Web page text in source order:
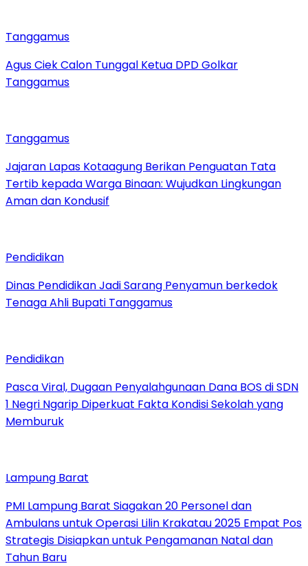
Tanggamus
Agus Ciek Calon Tunggal Ketua DPD Golkar
Tanggamus
Tanggamus
Jajaran Lapas Kotaagung Berikan Penguatan Tata
Tertib kepada Warga Binaan: Wujudkan Lingkungan
Aman dan Kondusif
Pendidikan
Dinas Pendidikan Jadi Sarang Penyamun berkedok
Tenaga Ahli Bupati Tanggamus
Pendidikan
Pasca Viral, Dugaan Penyalahgunaan Dana BOS di SDN
1 Negri Ngarip Diperkuat Fakta Kondisi Sekolah yang
Memburuk
Lampung Barat
PMI Lampung Barat Siagakan 20 Personel dan
Ambulans untuk Operasi Lilin Krakatau 2025 Empat Pos
Strategis Disiapkan untuk Pengamanan Natal dan
Tahun Baru